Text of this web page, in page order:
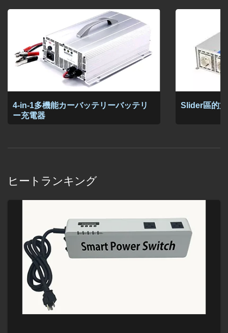
4-in-1多機能カーバッテリーバッテリ
ー充電器
Slider區的
ヒートランキング